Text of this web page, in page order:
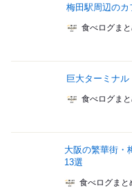
梅田駅周辺のカ
食べログま
巨大ターミナ
食べログま
大阪の繁華街・
13選
食べログまと